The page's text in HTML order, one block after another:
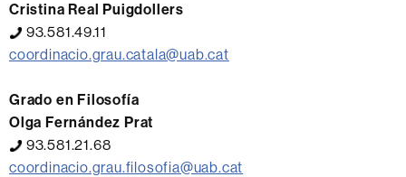
Cristina Real Puigdollers
93.581.49.11
coordinacio.grau.catala@uab.cat
Grado en Filosofía
Olga Fernández Prat
93.581.21.68
coordinacio.grau.filosofia@uab.cat